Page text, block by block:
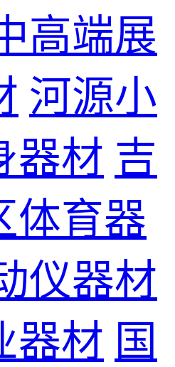
高端展
河源小
器材 吉
体育器
仪器材
器材 国